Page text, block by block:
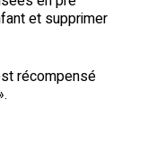
et supprimer
récompensé